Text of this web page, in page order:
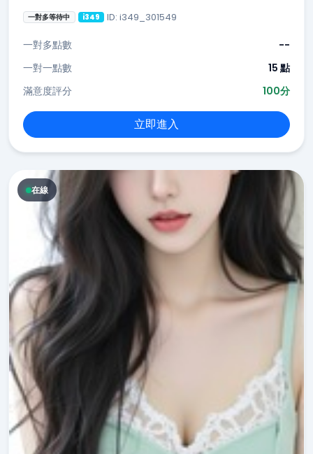
一對多等待中 i349 ID: i349_301549
一對多點數
--
一對一點數
15 點
滿意度評分
100分
立即進入
在線